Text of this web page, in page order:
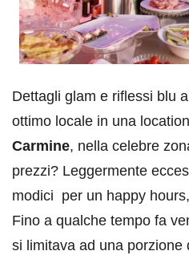
Dettagli glam e riflessi blu al
ottimo locale in una
Carmine, nella celebre
prezzi? Leggermente
modici per un happy
Fino a qualche tempo fa
si limitava ad una porzione